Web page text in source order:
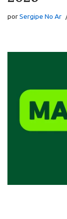
porSergipe No Ar